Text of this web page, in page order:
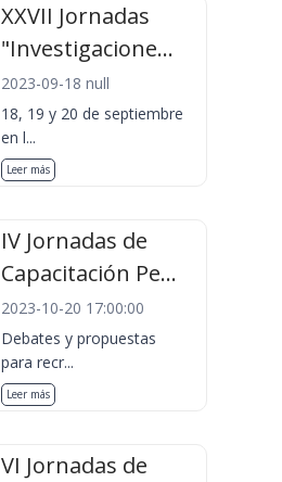
XXVII Jornadas
"Investigacione...
2023-09-18 null
18, 19 y 20 de septiembre
en l...
Leer más
IV Jornadas de
Capacitación Pe...
2023-10-20 17:00:00
Debates y propuestas
para recr...
Leer más
VI Jornadas de